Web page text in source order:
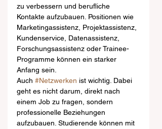
zu verbessern und berufliche
Kontakte aufzubauen. Positionen wie
Marketingassistenz, Projektassistenz,
Kundenservice, Datenassistenz,
Forschungsassistenz oder Trainee-
Programme können ein starker
Anfang sein.
Auch #Netzwerken ist wichtig. Dabei
geht es nicht darum, direkt nach
einem Job zu fragen, sondern
professionelle Beziehungen
aufzubauen. Studierende können mit